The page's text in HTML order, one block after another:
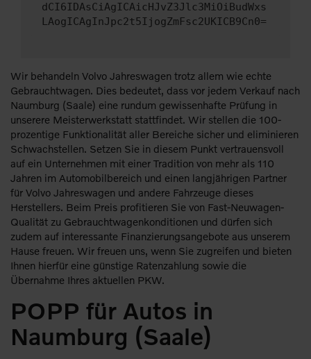
dCI6IDAsCiAgICAicHJvZ3Jlc3MiOiBudWxs
LAogICAgInJpc2t5IjogZmFsc2UKICB9Cn0=
Wir behandeln Volvo Jahreswagen trotz allem wie echte
Gebrauchtwagen. Dies bedeutet, dass vor jedem Verkauf nach
Naumburg (Saale) eine rundum gewissenhafte Prüfung in
unserere Meisterwerkstatt stattfindet. Wir stellen die 100-
prozentige Funktionalität aller Bereiche sicher und eliminieren
Schwachstellen. Setzen Sie in diesem Punkt vertrauensvoll
auf ein Unternehmen mit einer Tradition von mehr als 110
Jahren im Automobilbereich und einen langjährigen Partner
für Volvo Jahreswagen und andere Fahrzeuge dieses
Herstellers. Beim Preis profitieren Sie von Fast-Neuwagen-
Qualität zu Gebrauchtwagenkonditionen und dürfen sich
zudem auf interessante Finanzierungsangebote aus unserem
Hause freuen. Wir freuen uns, wenn Sie zugreifen und bieten
Ihnen hierfür eine günstige Ratenzahlung sowie die
Übernahme Ihres aktuellen PKW.
POPP für Autos in
Naumburg (Saale)